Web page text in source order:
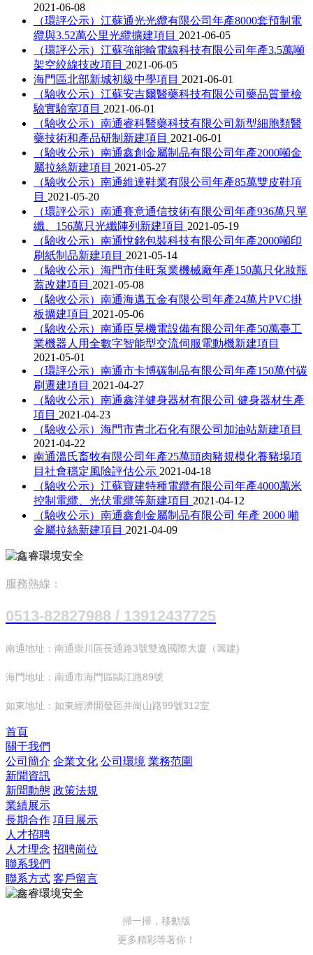
2021-06-08
（環評公示）江蘇通光光纜有限公司年產8000套預制電
纜與3.52萬公里光纜擴建項目 2021-06-05
（環評公示）江蘇強能輸電線科技有限公司年產3.5萬噸
架空絞線技改項目 2021-06-05
海門區北部新城初級中學項目 2021-06-01
（驗收公示）江蘇安吉爾醫藥科技有限公司藥品質量檢
驗實驗室項目 2021-06-01
（驗收公示）南通睿科醫藥科技有限公司新型細胞類醫
藥技術和產品研制新建項目 2021-06-01
（驗收公示）南通鑫創金屬制品有限公司年產2000噸金
屬拉絲新建項目 2021-05-27
（驗收公示）南通維達鞋業有限公司年產85萬雙皮鞋項
目 2021-05-20
（環評公示）南通賽意通信技術有限公司年產936萬只單
纖、156萬只光纖陣列新建項目 2021-05-19
（驗收公示）南通悅銘包裝科技有限公司年產2000噸印
刷紙制品新建項目 2021-05-14
（驗收公示）海門市佳旺泵業機械廠年產150萬只化妝瓶
蓋改建項目 2021-05-08
（驗收公示）南通海邁五金有限公司年產24萬片PVC掛
板擴建項目 2021-05-06
（驗收公示）南通臣昊機電設備有限公司年產50萬臺工
業機器人用全數字智能型交流伺服電動機新建項目
2021-05-01
（環評公示）南通市卡博碳制品有限公司年產150萬付碳
刷遷建項目 2021-04-27
（驗收公示）南通鑫洋健身器材有限公司 健身器材生產
項目 2021-04-23
（驗收公示）海門市青北石化有限公司加油站新建項目
2021-04-22
南通溫氏畜牧有限公司年產25萬頭肉豬規模化養豬場項
目社會穩定風險評估公示 2021-04-18
（驗收公示）江蘇寶建特種電纜有限公司年產4000萬米
控制電纜、光伏電纜等新建項目 2021-04-12
（驗收公示）南通鑫創金屬制品有限公司 年產 2000 噸
金屬拉絲新建項目 2021-04-09
服務熱線：
0513-82827988 / 13912437725
南通地址：南通崇川區長通路3號雙逸國際大廈（籌建)
海門地址：南通市海門區鷗江路89號
如東地址：如東經濟開發區井崗山路99號312室
首頁
關于我們
公司簡介 企業文化 公司環境 業務范圍
新聞資訊
新聞動態 政策法規
業績展示
長期合作 項目展示
人才招聘
人才理念 招聘崗位
聯系我們
聯系方式 客戶留言
掃一掃，移動版
更多精彩等著你！